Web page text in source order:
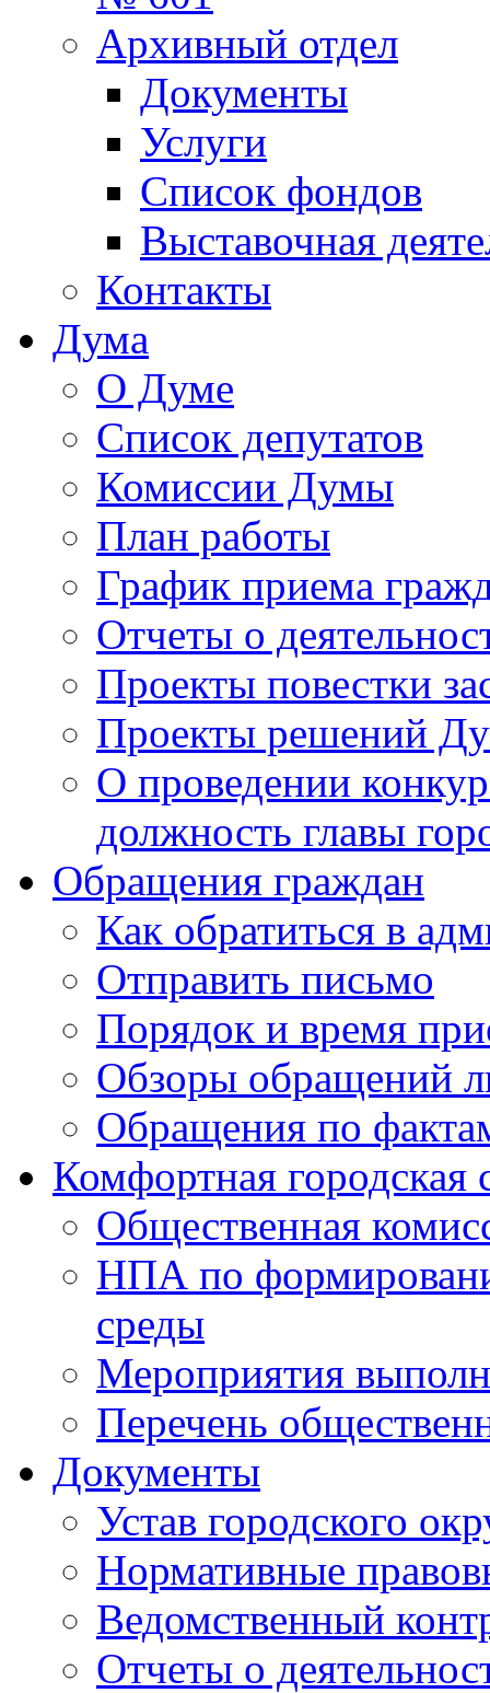
Архивный отдел
Документы
Услуги
Список фондов
Выставочная
Контакты
Дума
О Думе
Список депутатов
Комиссии Думы
План работы
График приема
Отчеты о
Проекты повестки
Проекты решений
О проведении
должность главы
Обращения граждан
Как обратиться в
Отправить письмо
Порядок и время
Обзоры обращений
Обращения по
Комфортная городская
Общественная
НПА по
среды
Мероприятия
Перечень
Документы
Устав городского
Нормативные
Ведомственный
Отчеты о